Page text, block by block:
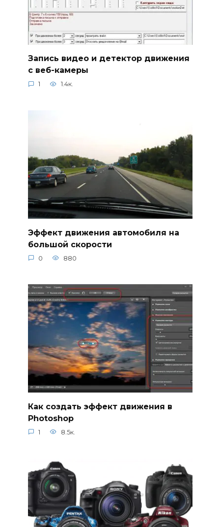
Запись видео и детектор движения
с веб-камеры
1 1.4к.
Эффект движения автомобиля на
большой скорости
0 880
Как создать эффект движения в
Photoshop
1 8.5к.